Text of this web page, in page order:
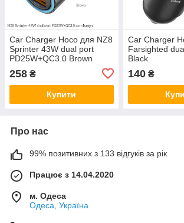
Car Charger Hoco для NZ8
Sprinter 43W dual port
PD25W+QC3.0 Brown
258 ₴
Купити
Car Charger
Farsighted
Black
140₴
Про нас
99% позитивних з 133 відгуків за рік
Працює з 14.04.2020
м. Одеса
Одеса, Україна